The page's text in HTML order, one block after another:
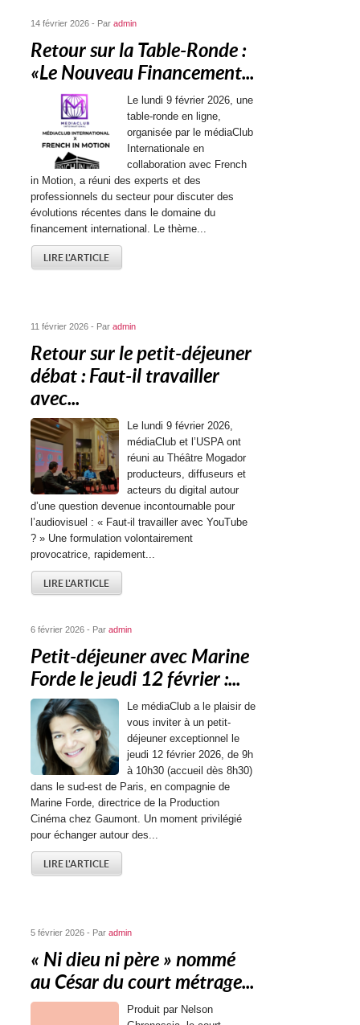
14 février 2026 - Paradmin
Retour sur la Table-Ronde :
« Le Nouveau Financement...
Le lundi 9 février 2026, une
table-ronde en ligne,
organisée par le médiaClub
Internationale en
collaboration avec French
in Motion, a réuni des experts et des
professionnels du secteur pour discuter des
évolutions récentes dans le domaine du
financement international. Le thème...
LIRE L'ARTICLE
11 février 2026 - Paradmin
Retour sur le petit-déjeuner
débat : Faut-il travailler
avec...
Le lundi 9 février 2026,
médiaClub et l’USPA ont
réuni au Théâtre Mogador
producteurs, diffuseurs et
acteurs du digital autour
d’une question devenue incontournable pour
l’audiovisuel : « Faut-il travailler avec YouTube
? » Une formulation volontairement
provocatrice, rapidement...
LIRE L'ARTICLE
6 février 2026 - Paradmin
Petit-déjeuner avec Marine
Forde le jeudi 12 février :...
Le médiaClub a le plaisir de
vous inviter à un petit-
déjeuner exceptionnel le
jeudi 12 février 2026, de 9h
à 10h30 (accueil dès 8h30)
dans le sud-est de Paris, en compagnie de
Marine Forde, directrice de la Production
Cinéma chez Gaumont. Un moment privilégié
pour échanger autour des...
LIRE L'ARTICLE
5 février 2026 - Paradmin
« Ni dieu ni père » nommé
au César du court métrage...
Produit par Nelson